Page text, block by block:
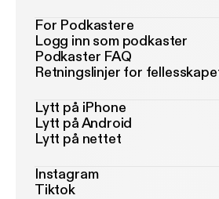
For Podkastere
Logg inn som podkaster
Podkaster FAQ
Retningslinjer for
Lytt på iPhone
Lytt på Android
Lytt på nettet
Instagram
Tiktok